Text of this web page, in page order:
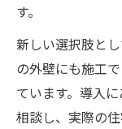
す。
新しい選択肢と
の外壁にも施工
ています。導入
相談し、実際の